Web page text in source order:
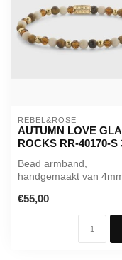
REBEL&ROSE
AUTUMN LOVE
ROCKS RR-40170-S
Bead armband,
handgemaakt van
Rebel & Rose sieraad
€55,00